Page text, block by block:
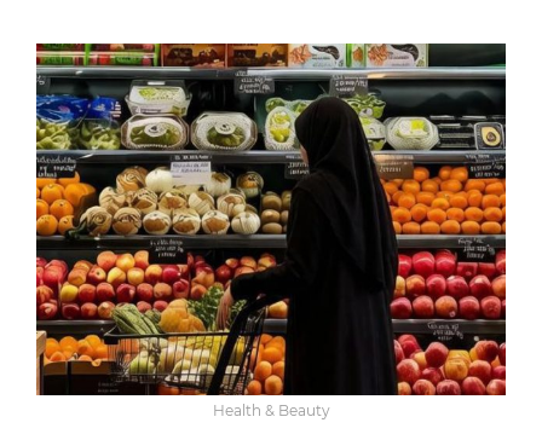
Health & Beauty